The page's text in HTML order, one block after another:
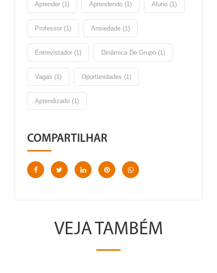
Aprender (1) Aprendendo (1) Aluno (1)
Professor (1) Ansiedade (1)
Entrevistador (1) Dinâmica De Grupo (1)
Vagas (1) Oportunidades (1)
Aprendizado (1)
COMPARTILHAR
VEJA TAMBÉM